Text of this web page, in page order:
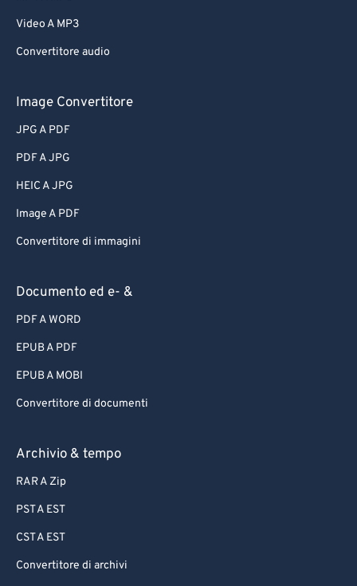
Video A MP3
Convertitore audio
Image Convertitore
JPG A PDF
PDF A JPG
HEIC A JPG
Image A PDF
Convertitore di immagini
Documento ed e- &
PDF A WORD
EPUB A PDF
EPUB A MOBI
Convertitore di documenti
Archivio & tempo
RAR A Zip
PST A EST
CST A EST
Convertitore di archivi